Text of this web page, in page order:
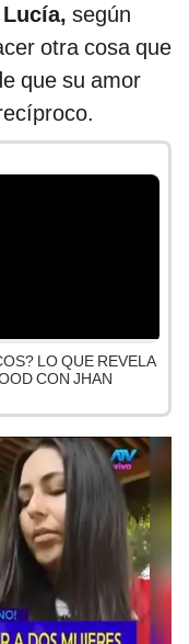
según
otra cosa que
que su amor
LO QUE REVELA
CON JHAN